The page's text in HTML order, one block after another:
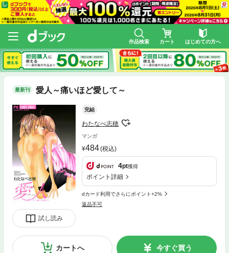
作品検索 カート はじめての方へ
最新刊 愛人～痛いほど愛して～
試し読み
完結
わたなべ志穂
マンガ
484(税込)
4pt獲得
ポイント詳細
dカード利用でさらにポイント+2%
返品不可
カートへ 今すぐ買う